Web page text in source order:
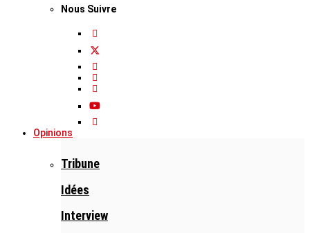
Nous Suivre
Opinions
Tribune
Idées
Interview